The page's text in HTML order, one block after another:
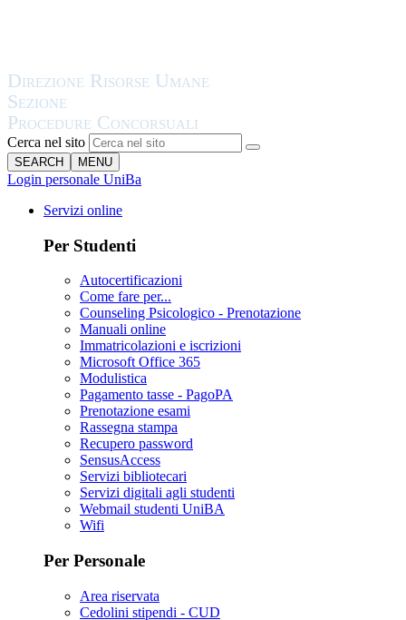
Cerca nel sito
SEARCH MENU
Login personale UniBa
Servizi online
Per Studenti
Autocertificazioni
Come fare per...
Counseling Psicologico - Prenotazione
Manuali online
Immatricolazioni e iscrizioni
Microsoft Office 365
Modulistica
Pagamento tasse - PagoPA
Prenotazione esami
Rassegna stampa
Recupero password
SensusAccess
Servizi bibliotecari
Servizi digitali agli studenti
Webmail studenti UniBA
Wifi
Per Personale
Area riservata
Cedolini stipendi - CUD